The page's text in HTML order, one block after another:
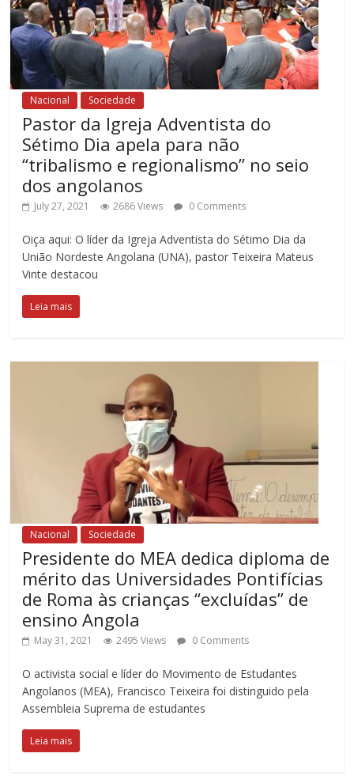
Nacional Sociedade
Pastor da Igreja Adventista do
Sétimo Dia apela para não
“tribalismo e regionalismo” no seio
dos angolanos
July 27, 2021 2686 Views 0 Comments
Oiça aqui: O líder da Igreja Adventista do Sétimo Dia da
União Nordeste Angolana (UNA), pastor Teixeira Mateus
Vinte destacou
Leia mais
Nacional Sociedade
Presidente do MEA dedica diploma de
mérito das Universidades Pontifícias
de Roma às crianças “excluídas” de
ensino Angola
May 31, 2021 2495 Views 0 Comments
O activista social e líder do Movimento de Estudantes
Angolanos (MEA), Francisco Teixeira foi distinguido pela
Assembleia Suprema de estudantes
Leia mais